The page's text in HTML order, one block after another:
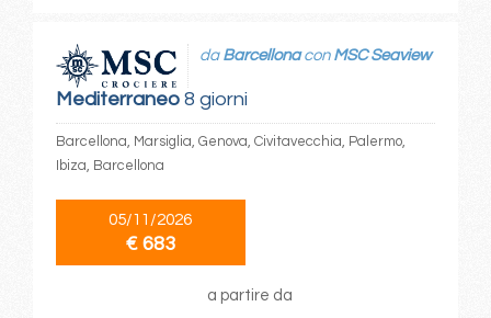
Mediterraneo8 giorni
da Barcellonacon MSC Seaview
Barcellona, Marsiglia, Genova, Civitavecchia, Palermo,
Ibiza, Barcellona
05/11/2026
€ 683
a partire da